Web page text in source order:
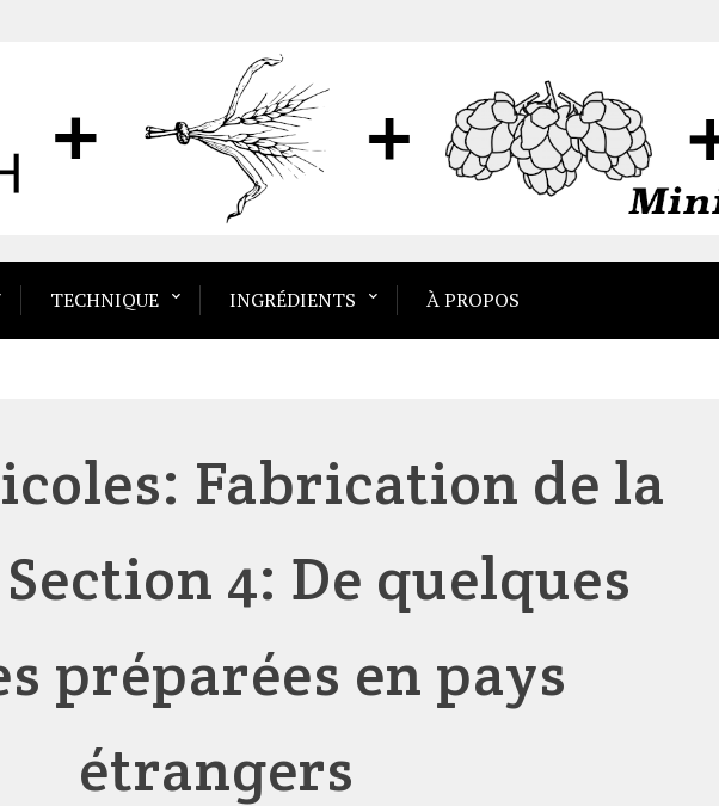
TECHNIQUE INGRÉDIENTS À PROPOS
Fabrication de la
4: De quelques
préparées en pays
étrangers